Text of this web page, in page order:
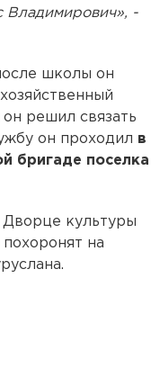
Владимирович», -
школы он
решил связать
он проходил в
бригаде поселка
культуры
на